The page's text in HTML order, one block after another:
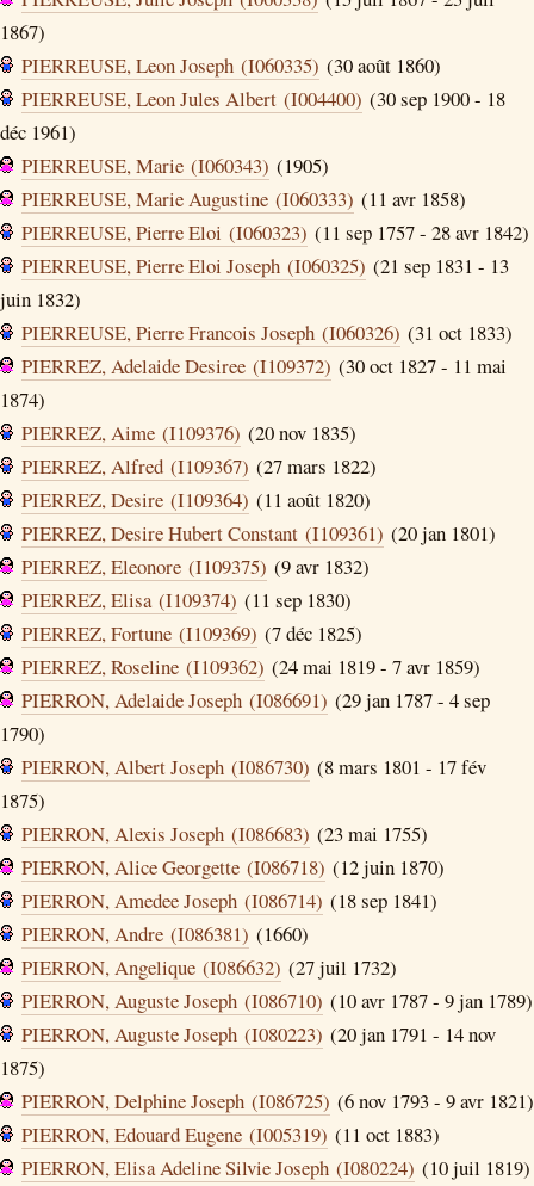
1867)
PIERREUSE, Leon Joseph (I060335) (30 août 1860)
PIERREUSE, Leon Jules Albert (I004400) (30 sep 1900 - 18
déc 1961)
PIERREUSE, Marie (I060343) (1905)
PIERREUSE, Marie Augustine (I060333) (11 avr 1858)
PIERREUSE, Pierre Eloi (I060323) (11 sep 1757 - 28 avr 1842)
PIERREUSE, Pierre Eloi Joseph (I060325) (21 sep 1831 - 13
juin 1832)
PIERREUSE, Pierre Francois Joseph (I060326) (31 oct 1833)
PIERREZ, Adelaide Desiree (I109372) (30 oct 1827 - 11 mai
1874)
PIERREZ, Aime (I109376) (20 nov 1835)
PIERREZ, Alfred (I109367) (27 mars 1822)
PIERREZ, Desire (I109364) (11 août 1820)
PIERREZ, Desire Hubert Constant (I109361) (20 jan 1801)
PIERREZ, Eleonore (I109375) (9 avr 1832)
PIERREZ, Elisa (I109374) (11 sep 1830)
PIERREZ, Fortune (I109369) (7 déc 1825)
PIERREZ, Roseline (I109362) (24 mai 1819 - 7 avr 1859)
PIERRON, Adelaide Joseph (I086691) (29 jan 1787 - 4 sep
1790)
PIERRON, Albert Joseph (I086730) (8 mars 1801 - 17 fév
1875)
PIERRON, Alexis Joseph (I086683) (23 mai 1755)
PIERRON, Alice Georgette (I086718) (12 juin 1870)
PIERRON, Amedee Joseph (I086714) (18 sep 1841)
PIERRON, Andre (I086381) (1660)
PIERRON, Angelique (I086632) (27 juil 1732)
PIERRON, Auguste Joseph (I086710) (10 avr 1787 - 9 jan 1789)
PIERRON, Auguste Joseph (I080223) (20 jan 1791 - 14 nov
1875)
PIERRON, Delphine Joseph (I086725) (6 nov 1793 - 9 avr 1821)
PIERRON, Edouard Eugene (I005319) (11 oct 1883)
PIERRON, Elisa Adeline Silvie Joseph (I080224) (10 juil 1819)